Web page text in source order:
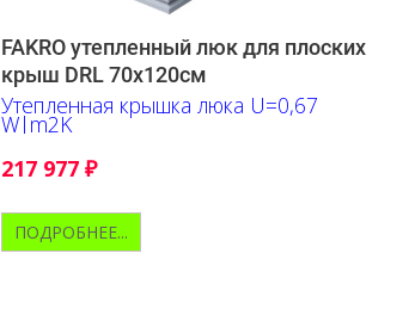
FAKRO утепленный люк для плоских
крыш DRL 70х120см
Утепленная крышка люка U=0,67
W|m2K
217 977₽
ПОДРОБНЕЕ...